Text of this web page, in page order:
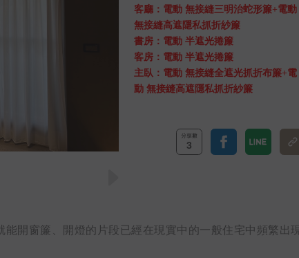
客廳：電動 無接縫三明治蛇形簾+電動
無接縫高遮隱私抓折紗簾
書房：電動 半遮光捲簾
客房：電動 半遮光捲簾
主臥：電動 無接縫全遮光抓折布簾+電
動 無接縫高遮隱私抓折紗簾
3
開窗簾、開燈的片段已經在現實中的一般住宅中頻繁出現